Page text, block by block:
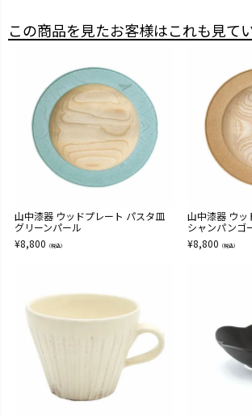
この商品を見たお客様はこれも見て
山中漆器 ウッドプレート パスタ皿
グリーンパール
¥8,800 （税込）
山中漆器 ウッ
シャンパンゴ
¥8,800 （税込）